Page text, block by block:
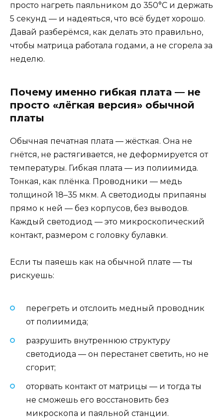
просто нагреть паяльником до 350°C и держать
5 секунд — и надеяться, что всё будет хорошо.
Давай разберёмся, как делать это правильно,
чтобы матрица работала годами, а не сгорела за
неделю.
Почему именно гибкая плата — не
просто «лёгкая версия» обычной
платы
Обычная печатная плата — жёсткая. Она не
гнётся, не растягивается, не деформируется от
температуры. Гибкая плата — из полиимида.
Тонкая, как плёнка. Проводники — медь
толщиной 18–35 мкм. А светодиоды припаяны
прямо к ней — без корпусов, без выводов.
Каждый светодиод — это микроскопический
контакт, размером с головку булавки.
Если ты паяешь как на обычной плате — ты
рискуешь:
перегреть и отслоить медный проводник
от полиимида;
разрушить внутреннюю структуру
светодиода — он перестанет светить, но не
сгорит;
оторвать контакт от матрицы — и тогда ты
не сможешь его восстановить без
микроскопа и паяльной станции.